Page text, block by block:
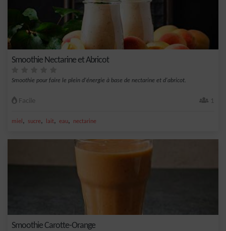
Smoothie Nectarine et Abricot
Smoothie pour faire le plein d'énergie à base de nectarine et d'abricot.
Facile 1
miel , sucre, lait, eau, nectarine
Smoothie Carotte-Orange